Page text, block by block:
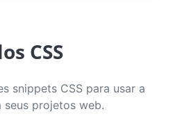
CSS
snippets CSS para usar a
seus projetos web.